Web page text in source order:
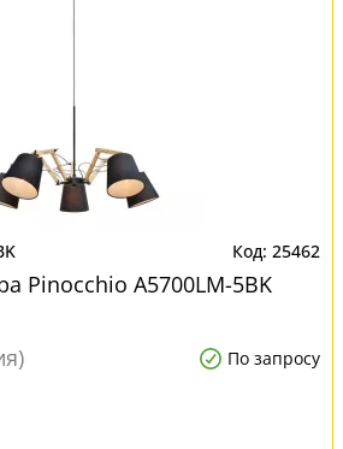
25462
Pinocchio A5700LM-5BK
По запросу